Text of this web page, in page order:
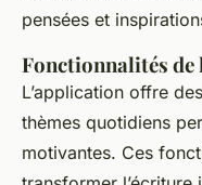
pensées et
Fonctionnalités de
L’application offre
thèmes quotidiens
motivantes. Ces